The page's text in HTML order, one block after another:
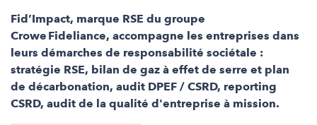
Fid’Impact, marque RSE du groupe
Crowe Fideliance, accompagne les entreprises dans
leurs démarches de responsabilité sociétale :
stratégie RSE, bilan de gaz à effet de serre et plan
de décarbonation, audit DPEF / CSRD, reporting
CSRD, audit de la qualité d'entreprise à mission.